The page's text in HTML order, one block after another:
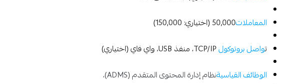
المعاملات50,000 (اختياري: 150,000)
تواصل بروتوكول
الوظائف القياسيةنظام إدارة المحتوى المتقدم (ADMS)،